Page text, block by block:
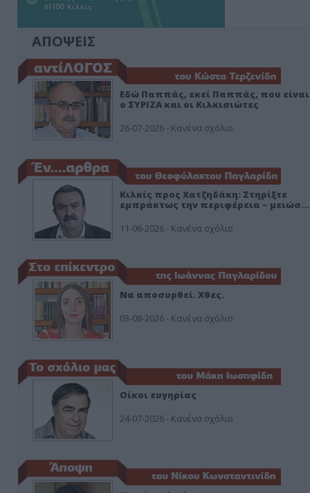
ΑΠΟΨΕΙΣ
Εδώ Παππάς, εκεί Παππάς, που είναι
ο ΣΥΡΙΖΑ και οι Κιλκισιώτες
26-07-2026 - Κανένα σχόλιο
Κιλκίς προς Χατζηδάκη: Στηρίξτε
εμπράκτως την περιφέρεια – μειώσ…
11-06-2026 - Κανένα σχόλιο
Να αποσυρθεί. Χθες.
03-08-2026 - Κανένα σχόλιο
Οίκοι ευγηρίας
24-07-2026 - Κανένα σχόλιο